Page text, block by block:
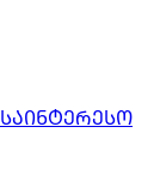
ᲡᲐᲘᲜᲢᲔᲠᲔᲡᲝ